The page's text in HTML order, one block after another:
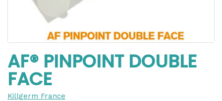
AF® PINPOINT DOUBLE
FACE
Killgerm France